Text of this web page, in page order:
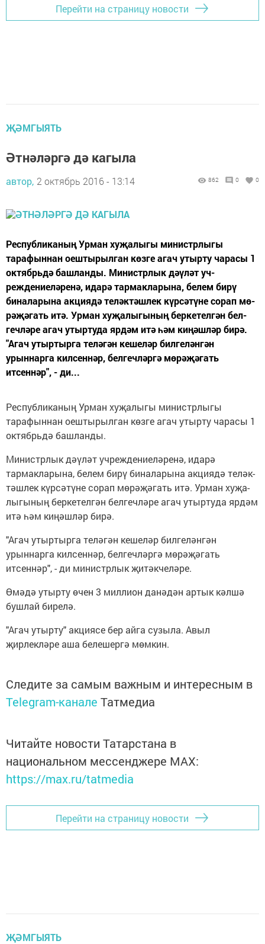
Перейти на страницу новости
ҖӘМГЫЯТЬ
Әтнәләргә дә кагыла
автор, 2 октябрь 2016 - 13:14 862 0 0
Республиканың Урман хуҗалыгы министрлыгы
тарафыннан оештырылган көз­ге агач утырту чарасы 1
октябрьдә башланды. Министрлык дәүләт уч­
реждениеләренә, идарә тармакларына, белем бирү
биналарына акциядә теләк­тәш­лек күрсәтүне сорап мө­
рә­җәгать итә. Урман хуҗа­лыгының беркетелгән бел­
гечләре агач утыртуда ярдәм итә һәм киңәшләр бирә.
"Агач утыртырга теләгән ке­шеләр билгеләнгән
урыннарга кил­сеннәр, белгечләргә мөрәҗәгать
итсеннәр", - ди...
Республиканың Урман хуҗалыгы министрлыгы
тарафыннан оештырылган көз­ге агач утырту чарасы 1
октябрьдә башланды.
Министрлык дәүләт уч­реждениеләренә, идарә
тармакларына, белем бирү биналарына акциядә теләк­
тәш­лек күрсәтүне сорап мө­рә­җәгать итә. Урман хуҗа­
лыгының беркетелгән бел­гечләре агач утыртуда ярдәм
итә һәм киңәшләр бирә.
"Агач утыртырга теләгән ке­шеләр билгеләнгән
урыннарга кил­сеннәр, белгечләргә мөрәҗәгать
итсеннәр", - ди ми­нистр­лык җитәкчеләре.
Өмә­дә утырту өчен 3 миллион данәдән артык кәлшә
бушлай бирелә.
"Агач утырту" акциясе бер айга сузыла. Авыл
җирлекләре аша белешергә мөмкин.
Следите за самым важным и интересным в
Telegram-канале Татмедиа
Читайте новости Татарстана в
национальном мессенджере MАХ:
https://max.ru/tatmedia
Перейти на страницу новости
ҖӘМГЫЯТЬ